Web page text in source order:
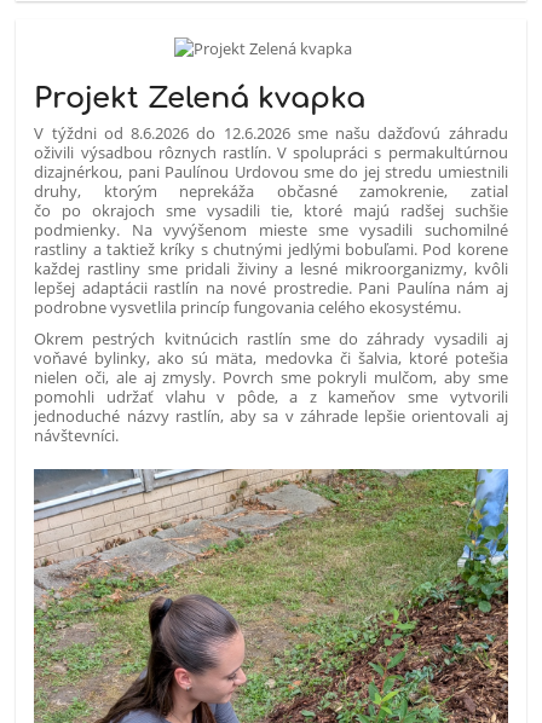
Projekt Zelená kvapka
V týždni od 8.6.2026 do 12.6.2026 sme našu dažďovú záhradu
oživili výsadbou rôznych rastlín. V spolupráci s permakultúrnou
dizajnérkou, pani Paulínou Urdovou sme do jej stredu umiestnili
druhy, ktorým neprekáža občasné zamokrenie, zatiaľ
čo po okrajoch sme vysadili tie, ktoré majú radšej suchšie
podmienky. Na vyvýšenom mieste sme vysadili suchomilné
rastliny a taktiež kríky s chutnými jedlými bobuľami. Pod korene
každej rastliny sme pridali živiny a lesné mikroorganizmy, kvôli
lepšej adaptácii rastlín na nové prostredie. Pani Paulína nám aj
podrobne vysvetlila princíp fungovania celého ekosystému.
Okrem pestrých kvitnúcich rastlín sme do záhrady vysadili aj
voňavé bylinky, ako sú mäta, medovka či šalvia, ktoré potešia
nielen oči, ale aj zmysly. Povrch sme pokryli mulčom, aby sme
pomohli udržať vlahu v pôde, a z kameňov sme vytvorili
jednoduché názvy rastlín, aby sa v záhrade lepšie orientovali aj
návštevníci.